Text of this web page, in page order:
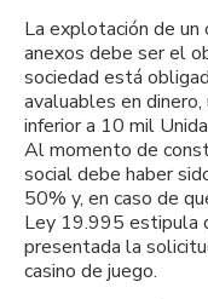
La explotación de un
anexos debe ser el
sociedad está
avaluables en
inferior a 10 mil
Al momento de
social debe haber
50% y, en caso de
Ley 19.995 estipula
presentada la
casino de juego.